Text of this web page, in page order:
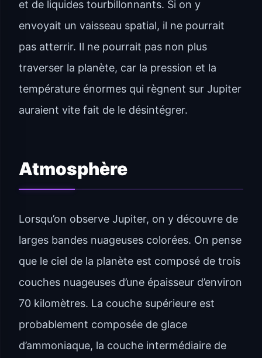
et de liquides tourbillonnants. Si on y
envoyait un vaisseau spatial, il ne pourrait
pas atterrir. Il ne pourrait pas non plus
traverser la planète, car la pression et la
température énormes qui règnent sur Jupiter
auraient vite fait de le désintégrer.
Atmosphère
Lorsqu’on observe Jupiter, on y découvre de
larges bandes nuageuses colorées. On pense
que le ciel de la planète est composé de trois
couches nuageuses d’une épaisseur d’environ
70 kilomètres. La couche supérieure est
probablement composée de glace
d’ammoniaque, la couche intermédiaire de